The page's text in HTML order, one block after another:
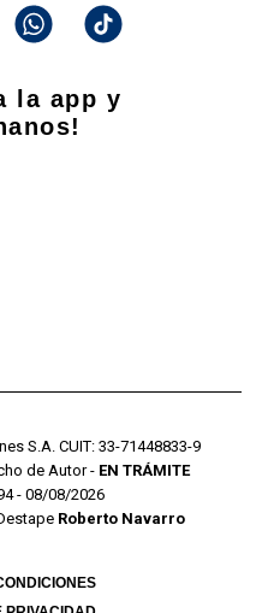
la app y
S.A. CUIT: 33-71448833-9
de Autor - EN TRÁMITE
- 08/08/2026
Roberto Navarro